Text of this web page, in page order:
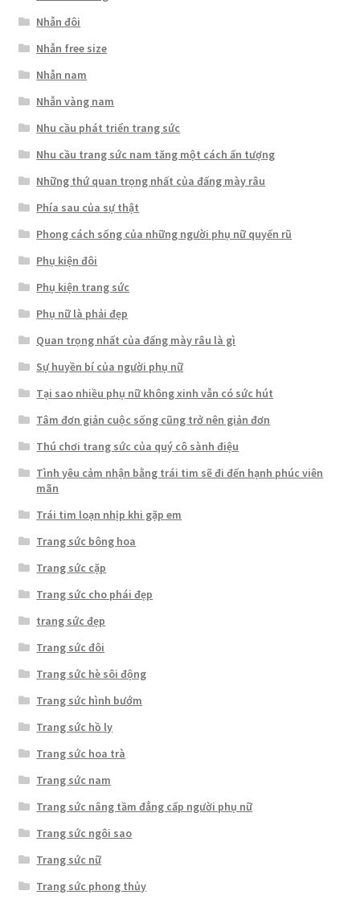
Nhẫn đôi
Nhẫn free size
Nhẫn nam
Nhẫn vàng nam
Nhu cầu phát triển trang sức
Nhu cầu trang sức nam tăng một cách ấn tượng
Những thứ quan trọng nhất của đấng mày râu
Phía sau của sự thật
Phong cách sống của những người phụ nữ quyến rũ
Phụ kiện đôi
Phụ kiện trang sức
Phụ nữ là phải đẹp
Quan trọng nhất của đấng mày râu là gì
Sự huyền bí của người phụ nữ
Tại sao nhiều phụ nữ không xinh vẫn có sức hút
Tâm đơn giản cuộc sống cũng trở nên giản đơn
Thú chơi trang sức của quý cô sành điệu
Tình yêu cảm nhận bằng trái tim sẽ đi đến hạnh phúc viên
mãn
Trái tim loạn nhịp khi gặp em
Trang sức bông hoa
Trang sức cặp
Trang sức cho phái đẹp
trang sức đẹp
Trang sức đôi
Trang sức hè sôi động
Trang sức hình bướm
Trang sức hồ ly
Trang sức hoa trà
Trang sức nam
Trang sức nâng tầm đẳng cấp người phụ nữ
Trang sức ngôi sao
Trang sức nữ
Trang sức phong thủy